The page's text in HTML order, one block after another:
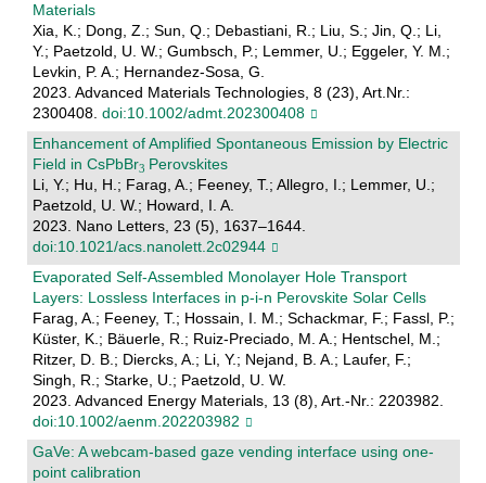
Materials
Xia, K.; Dong, Z.; Sun, Q.; Debastiani, R.; Liu, S.; Jin, Q.; Li,
Y.; Paetzold, U. W.; Gumbsch, P.; Lemmer, U.; Eggeler, Y. M.;
Levkin, P. A.; Hernandez-Sosa, G.
2023. Advanced Materials Technologies, 8 (23), Art.Nr.:
2300408. doi:10.1002/admt.202300408
Enhancement of Amplified Spontaneous Emission by Electric
Field in CsPbBr
Perovskites
Li, Y.; Hu, H.; Farag, A.; Feeney, T.; Allegro, I.; Lemmer, U.;
Paetzold, U. W.; Howard, I. A.
2023. Nano Letters, 23 (5), 1637–1644.
doi:10.1021/acs.nanolett.2c02944
Evaporated Self‐Assembled Monolayer Hole Transport
Layers: Lossless Interfaces in p‐i‐n Perovskite Solar Cells
Farag, A.; Feeney, T.; Hossain, I. M.; Schackmar, F.; Fassl, P.;
Küster, K.; Bäuerle, R.; Ruiz-Preciado, M. A.; Hentschel, M.;
Ritzer, D. B.; Diercks, A.; Li, Y.; Nejand, B. A.; Laufer, F.;
Singh, R.; Starke, U.; Paetzold, U. W.
2023. Advanced Energy Materials, 13 (8), Art.-Nr.: 2203982.
doi:10.1002/aenm.202203982
GaVe: A webcam-based gaze vending interface using one-
point calibration